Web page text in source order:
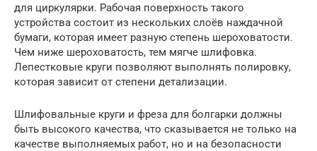
для циркулярки. Рабочая поверхность такого
устройства состоит из нескольких слоёв наждачной
бумаги, которая имеет разную степень шероховатости.
Чем ниже шероховатость, тем мягче шлифовка.
Лепестковые круги позволяют выполнять полировку,
которая зависит от степени детализации.
Шлифовальные круги и фреза для болгарки должны
быть высокого качества, что сказывается не только на
качестве выполняемых работ, но и на безопасности